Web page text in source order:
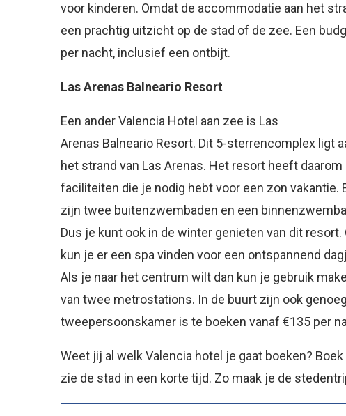
voor kinderen. Omdat de accommodatie aan het
een prachtig uitzicht op de stad of de zee. Een
per nacht, inclusief een ontbijt.
Las Arenas Balneario Resort
Een ander Valencia Hotel aan zee is Las
Arenas Balneario Resort. Dit 5-sterrencomplex ligt
het strand van Las Arenas. Het resort heeft daarom
faciliteiten die je nodig hebt voor een zon vakantie.
zijn twee buitenzwembaden en een
Dus je kunt ook in de winter genieten van dit resort.
kun je er een spa vinden voor een ontspannend
Als je naar het centrum wilt dan kun je gebruik
van twee metrostations. In de buurt zijn ook
tweepersoonskamer is te boeken vanaf €135 per
Weet jij al welk Valencia hotel je gaat boeken?
zie de stad in een korte tijd. Zo maak je de